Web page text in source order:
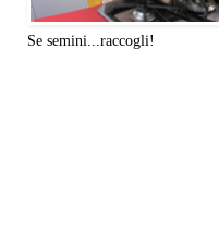
Se semini...raccogli!